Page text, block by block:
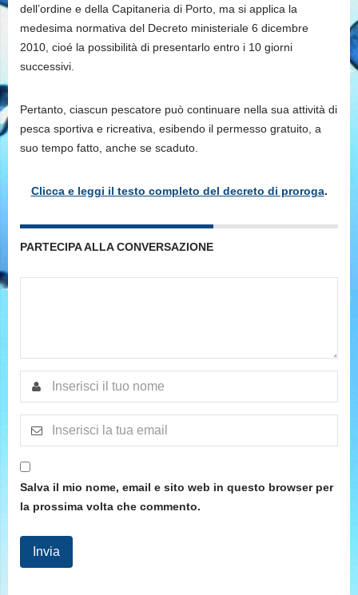
dell’ordine e della Capitaneria di Porto, ma si applica la
medesima normativa del Decreto ministeriale 6 dicembre
2010, cioé la possibilità di presentarlo entro i 10 giorni
successivi.
Pertanto, ciascun pescatore può continuare nella sua attività di
pesca sportiva e ricreativa, esibendo il permesso gratuito, a
suo tempo fatto, anche se scaduto.
Clicca e leggi il testo completo del decreto di proroga.
PARTECIPA ALLA CONVERSAZIONE
Salva il mio nome, email e sito web in questo browser per
la prossima volta che commento.